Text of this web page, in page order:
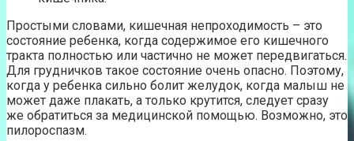
Простыми словами, кишечная непроходимость – это
состояние ребенка, когда содержимое его кишечного
тракта полностью или частично не может передвигаться.
Для грудничков такое состояние очень опасно. Поэтому,
когда у ребенка сильно болит желудок, когда малыш не
может даже плакать, а только крутится, следует сразу
же обратиться за медицинской помощью. Возможно, это
пилороспазм.